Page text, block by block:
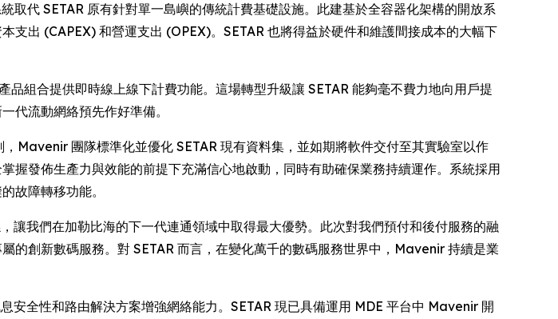
取代 SETAR 原有針對單一島嶼的傳統計費基礎設施。此建基於全容器化架構的開放系
出 (CAPEX) 和營運支出 (OPEX)。SETAR 也將得益於硬件和維護間接成本的大幅下
組合提供即時線上線下計費功能。這場轉型升級讓 SETAR 能夠毫不費力地向用戶提
代流動網絡預先作好準備。
Mavenir 團隊標準化並優化 SETAR 現有資料集，並如期將軟件交付至其實驗室以作
握發佈生產力與效能的前提下充滿信心地啟動，同時有助確保業務持續運作。系統採用
故障轉移功能。
我們在加勒比海的下一代連通領域中取得最大優勢。此次對我們預付和後付服務的融
的創新數碼服務。對 SETAR 而言，在變化萬千的數碼服務世界中，Mavenir 持續是業
全性和路由解決方案增強網絡能力。SETAR 現已具備運用 MDE 平台中 Mavenir 開